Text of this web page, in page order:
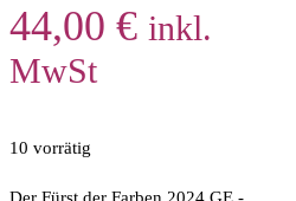
44,00 € inkl.
MwSt
10 vorrätig